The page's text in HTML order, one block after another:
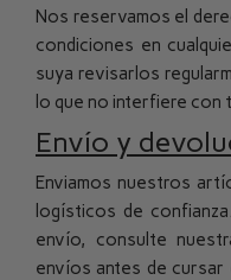
Nos reservamos el
condiciones en
suya revisarlos
lo que no interfiere
Envío y
Enviamos nuestros
logísticos de
envío, consulte
envíos antes de cursar